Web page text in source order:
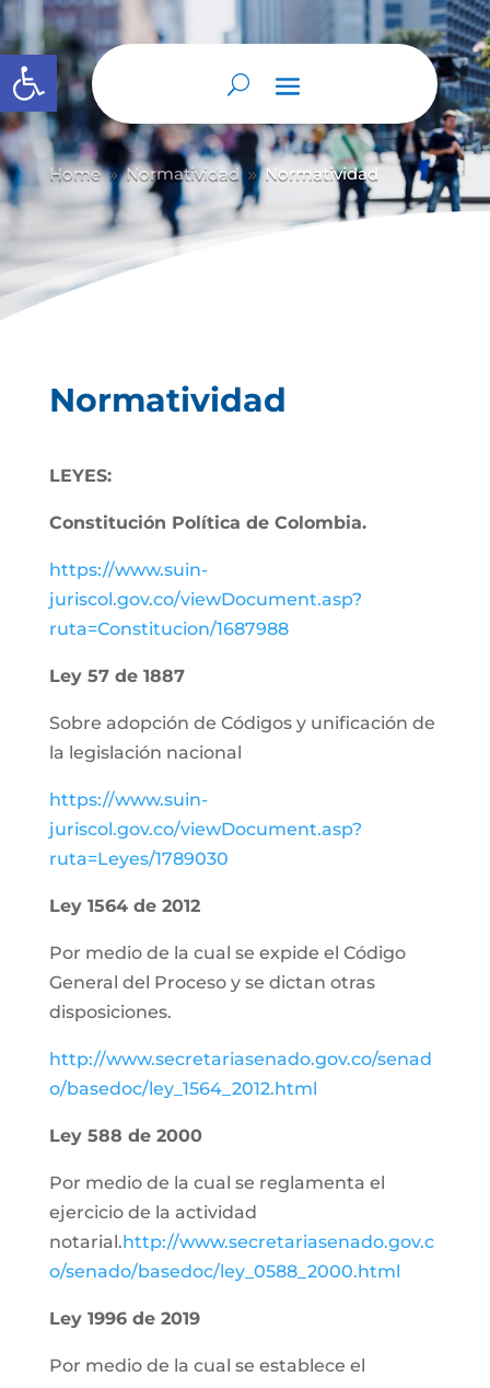
Abrir barra de herramientas
Home 9 Normatividad 9 Normatividad
Normatividad
LEYES:
Constitución Política de Colombia.
https://www.suin-
juriscol.gov.co/viewDocument.asp?
ruta=Constitucion/1687988
Ley 57 de 1887
Sobre adopción de Códigos y unificación de
la legislación nacional
https://www.suin-
juriscol.gov.co/viewDocument.asp?
ruta=Leyes/1789030
Ley 1564 de 2012
Por medio de la cual se expide el Código
General del Proceso y se dictan otras
disposiciones.
http://www.secretariasenado.gov.co/senad
o/basedoc/ley_1564_2012.html
Ley 588 de 2000
Por medio de la cual se reglamenta el
ejercicio de la actividad
notarial.http://www.secretariasenado.gov.c
o/senado/basedoc/ley_0588_2000.html
Ley 1996 de 2019
Por medio de la cual se establece el